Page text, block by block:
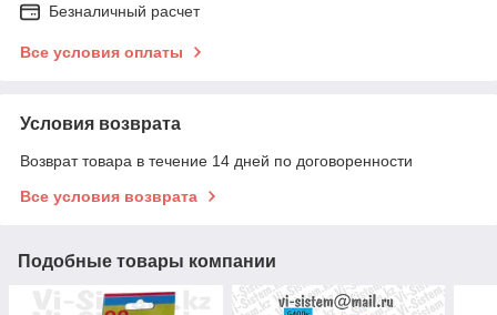
Безналичный расчет
Все условия оплаты
Условия возврата
Возврат товара в течение 14 дней по договоренности
Все условия возврата
Подобные товары компании